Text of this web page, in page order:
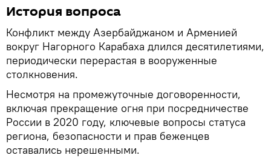
История вопроса
Конфликт между Азербайджаном и Арменией
вокруг Нагорного Карабаха длился десятилетиями,
периодически перерастая в вооруженные
столкновения.
Несмотря на промежуточные договоренности,
включая прекращение огня при посредничестве
России в 2020 году, ключевые вопросы статуса
региона, безопасности и прав беженцев
оставались нерешенными.